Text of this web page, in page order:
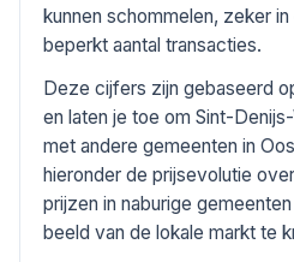
kunnen schommelen, zeker
beperkt aantal transacties.
Deze cijfers zijn gebaseerd
en laten je toe om Sint-
met andere gemeenten in
hieronder de prijsevolutie
prijzen in naburige
beeld van de lokale markt te